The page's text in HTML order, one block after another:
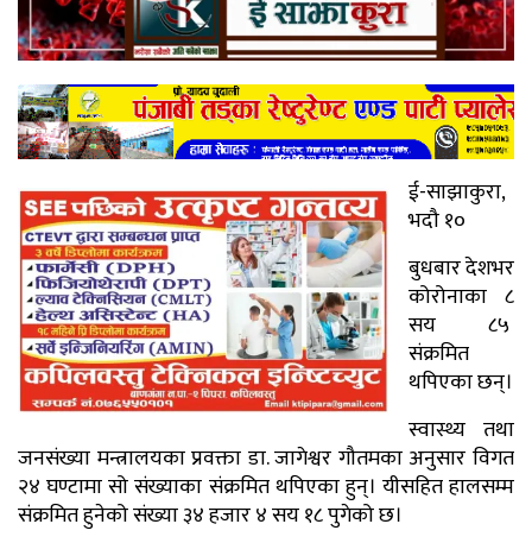
ई-साझाकुरा,
भदौ १०
बुधबार देशभर
कोरोनाका ८
सय ८५
संक्रमित
थपिएका छन्।
स्वास्थ्य तथा
जनसंख्या मन्त्रालयका प्रवक्ता डा. जागेश्वर गौतमका अनुसार विगत
२४ घण्टामा सो संख्याका संक्रमित थपिएका हुन्। यीसहित हालसम्म
संक्रमित हुनेको संख्या ३४ हजार ४ सय १८ पुगेको छ।